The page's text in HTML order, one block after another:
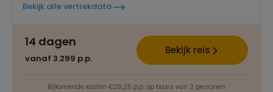
Bekijk alle vertrekdata
14 dagen
vanaf 3.299 p.p.
Bekijk reis
Bijkomende kosten €26,25 p.p. op basis van 2 personen